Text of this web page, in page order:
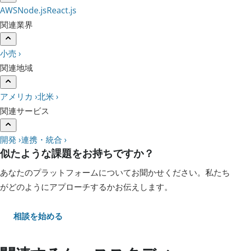
AWSNode.jsReact.js
関連業界
小売 ›
関連地域
アメリカ ›北米 ›
関連サービス
開発 ›連携・統合 ›
似たような課題をお持ちですか？
あなたのプラットフォームについてお聞かせください。私たち
がどのようにアプローチするかお伝えします。
相談を始める